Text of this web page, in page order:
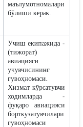
маълумотномалари
бўлиши керак.
Учиш екипажида -
(тижорат)
авиацияси
учувчисининг
гувоҳномаси.
Хизмат кўрсатувчи
ходимларда -
фуқаро авиацияси
борткузатувчилари
гувоҳномаси